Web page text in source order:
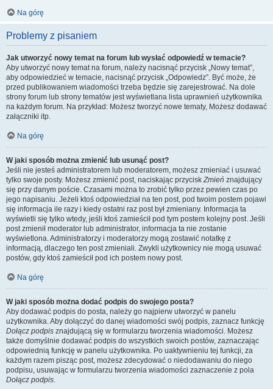
Na górę
Problemy z pisaniem
Jak utworzyć nowy temat na forum lub wysłać odpowiedź w temacie?
Aby utworzyć nowy temat na forum, należy nacisnąć przycisk „Nowy temat”,
aby odpowiedzieć w temacie, nacisnąć przycisk „Odpowiedz”. Być może, że
przed publikowaniem wiadomości trzeba będzie się zarejestrować. Na dole
strony forum lub strony tematów jest wyświetlana lista uprawnień użytkownika
na każdym forum. Na przykład: Możesz tworzyć nowe tematy, Możesz dodawać
załączniki itp.
Na górę
W jaki sposób można zmienić lub usunąć post?
Jeśli nie jesteś administratorem lub moderatorem, możesz zmieniać i usuwać
tylko swoje posty. Możesz zmienić post, naciskając przyciskZmień znajdujący
się przy danym poście. Czasami można to zrobić tylko przez pewien czas po
jego napisaniu. Jeżeli ktoś odpowiedział na ten post, pod twoim postem pojawi
się informacja ile razy i kiedy ostatni raz post był zmieniany. Informacja ta
wyświetli się tylko wtedy, jeśli ktoś zamieścił pod tym postem kolejny post. Jeśli
post zmienił moderator lub administrator, informacja ta nie zostanie
wyświetlona. Administratorzy i moderatorzy mogą zostawić notatkę z
informacją, dlaczego ten post zmieniali. Zwykli użytkownicy nie mogą usuwać
postów, gdy ktoś zamieścił pod ich postem nowy post.
Na górę
W jaki sposób można dodać podpis do swojego posta?
Aby dodawać podpis do posta, należy go najpierw utworzyć w panelu
użytkownika. Aby dołączyć do danej wiadomości swój podpis, zaznacz funkcję
Dołącz podpis znajdującą się w formularzu tworzenia wiadomości. Możesz
także domyślnie dodawać podpis do wszystkich swoich postów, zaznaczając
odpowiednią funkcję w panelu użytkownika. Po uaktywnieniu tej funkcji, za
każdym razem pisząc post, możesz zdecydować o niedodawaniu do niego
podpisu, usuwając w formularzu tworzenia wiadomości zaznaczenie z pola
Dołącz podpis.